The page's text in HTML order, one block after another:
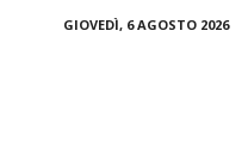
GIOVEDÌ, 6 AGOSTO 2026